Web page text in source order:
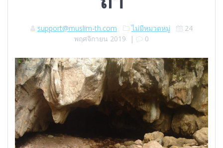
support@muslim-th.com ไม่มีหมวดหมู่
24
พฤศจิกายน 2019 | 0